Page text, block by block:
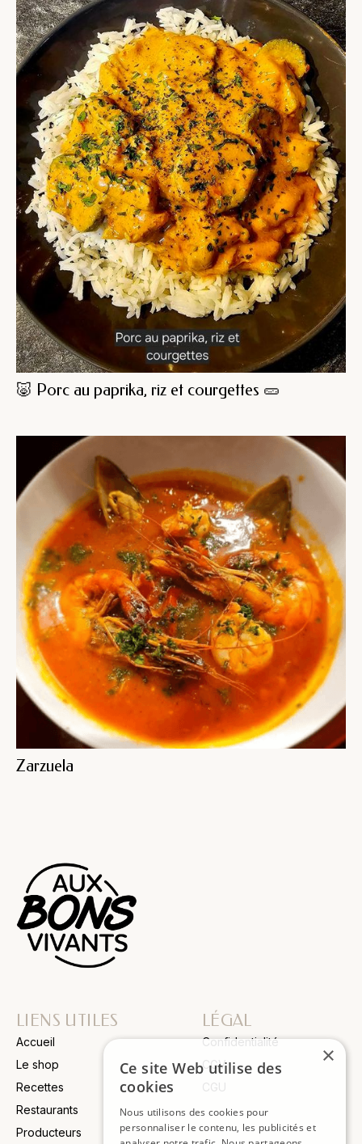
🐷 Porc au paprika, riz et courgettes 🥒
Zarzuela
LIENS UTILES
Accueil
Le shop
Recettes
Restaurants
Producteurs
LÉGAL
Confidentialité
CGV
CGU
×
Ce site Web utilise des
cookies
Nous utilisons des cookies pour
personnaliser le contenu, les publicités et